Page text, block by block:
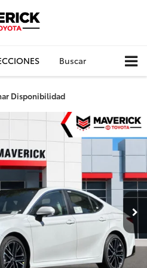
Buscar
Disponibilidad